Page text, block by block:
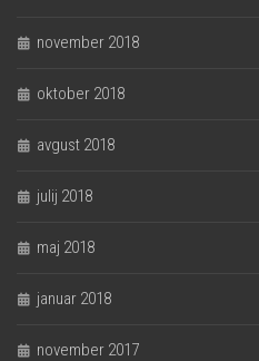
november 2018
oktober 2018
avgust 2018
julij 2018
maj 2018
januar 2018
november 2017